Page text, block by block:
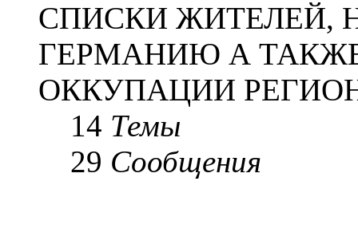
СПИСКИ ЖИТЕЛЕЙ,
ГЕРМАНИЮ А
ОККУПАЦИИ
14 Темы
29 Сообщения